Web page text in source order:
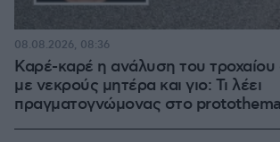
Καρέ-καρέ η ανάλυση του τροχαίου
με νεκρούς μητέρα και γιο: Τι λέει
πραγματογνώμονας στο protothema
08.08.2026, 08:36